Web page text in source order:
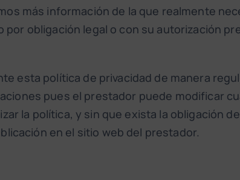
más información de la que realmente
obligación legal o con su autorización
esta política de privacidad de manera
pues el prestador puede modificar
la política, y sin que exista la obligación
en el sitio web del prestador.